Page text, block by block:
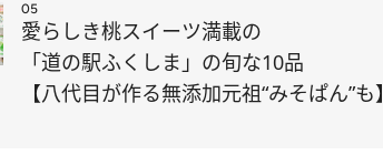
05
愛らしき桃スイーツ満載の
「道の駅ふくしま」の旬な10品
【八代目が作る無添加元祖“みそぱん”も】